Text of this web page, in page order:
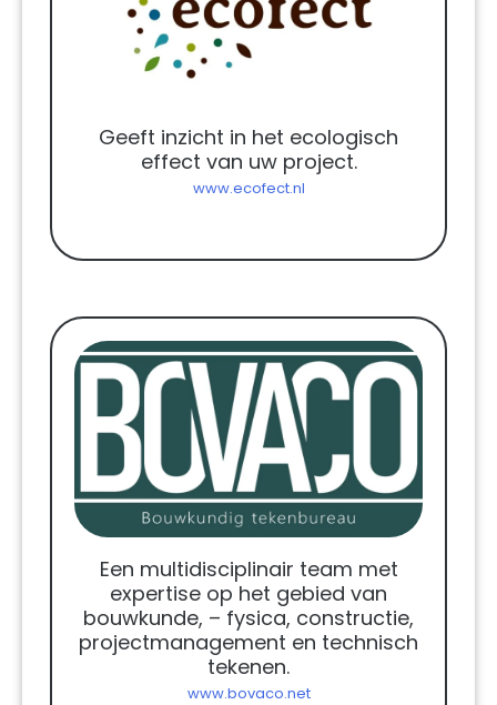
Geeft inzicht in het ecologisch
effect van uw project.
www.ecofect.nl
Een multidisciplinair team met
expertise op het gebied van
bouwkunde, – fysica, constructie,
projectmanagement en technisch
tekenen.
www.bovaco.net